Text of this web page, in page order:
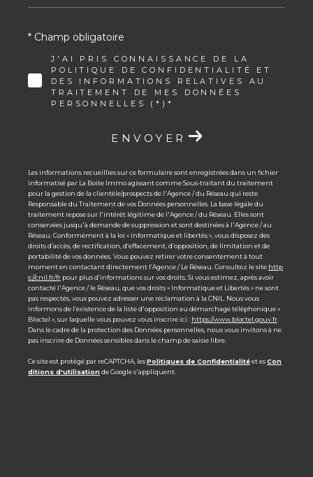
J'AI PRIS CONNAISSANCE DE LA
POLITIQUE DE CONFIDENTIALITÉ ET
DES INFORMATIONS RELATIVES AU
TRAITEMENT DE MES DONNÉES
PERSONNELLES (*)*
* Champ obligatoire
ENVOYER
Les informations recueillies sur ce formulaire sont enregistrées dans un fichier
informatisé par La Boite Immo agissant comme Sous-traitant du traitement
pour la gestion de la clientèle/prospects de l'Agence / du Réseau qui reste
Responsable du Traitement de vos Données personnelles. La base légale du
traitement repose sur l'intérêt légitime de l'Agence / du Réseau. Elles sont
conservées jusqu'à demande de suppression et sont destinées à l'Agence / au
Réseau. Conformément à la loi « informatique et libertés », vous disposez des
droits d’accès, de rectification, d’effacement, d’opposition, de limitation et de
portabilité de vos données. Vous pouvez retirer votre consentement à tout
moment en contactant directement l’Agence / Le Réseau. Consultez le site http
s://cnil.fr/fr pour plus d’informations sur vos droits. Si vous estimez, après avoir
contacté l'Agence / le Réseau, que vos droits « Informatique et Libertés » ne sont
pas respectés, vous pouvez adresser une réclamation à la CNIL. Nous vous
informons de l’existence de la liste d'opposition au démarchage téléphonique «
Bloctel », sur laquelle vous pouvez vous inscrire ici : https://www.bloctel.gouv.fr.
Dans le cadre de la protection des Données personnelles, nous vous invitons à ne
pas inscrire de Données sensibles dans le champ de saisie libre.
Ce site est protégé par reCAPTCHA, lesPolitiques de Confidentialitéet esCon
ditions d'utilisation de Google s'appliquent.